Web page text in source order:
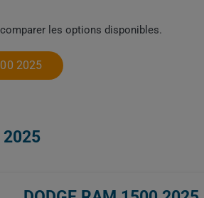
les options disponibles.
2025
2025